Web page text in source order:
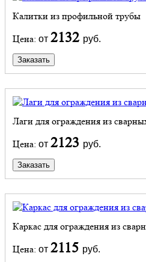
Калитки из профильной трубы
Цена: от 2132 руб.
Заказать
Лаги для ограждения из
Цена: от 2123 руб.
Заказать
Каркас для ограждения из
Цена: от 2115 руб.